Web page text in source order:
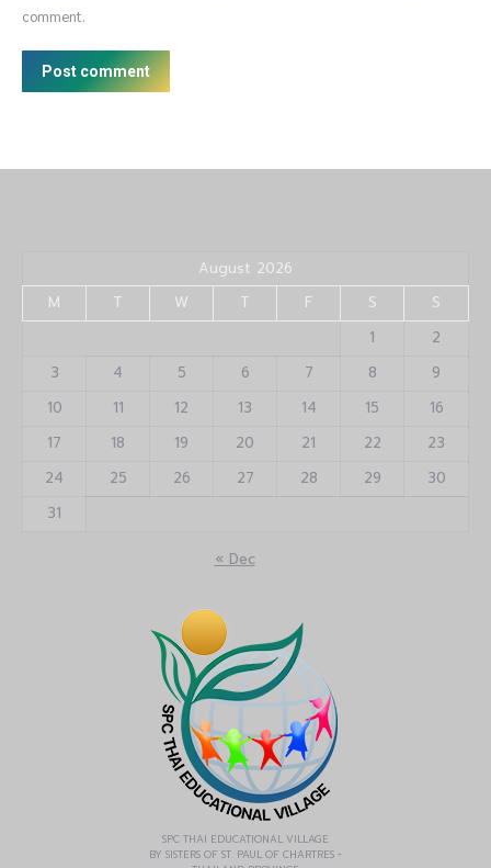
comment.
Post comment
August 2026
M
T W T F S
S
1
2
3
4 5 6 7 8
9
10
11 12 13 14 15
16
17
18 19 20 21 22
23
24
25 26 27 28 29
30
31
« Dec
SPC THAI EDUCATIONAL VILLAGE
BY SISTERS OF ST. PAUL OF CHARTRES -